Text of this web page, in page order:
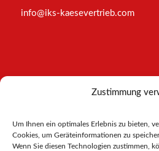
Zustimmung
Um Ihnen ein optimales Erlebnis zu bieten,
Cookies, um Geräteinformationen zu
Wenn Sie diesen Technologien zustimmen,
info@iks-kaesevertrieb.com
INFORMATIONEN
AGB
Datenschutz